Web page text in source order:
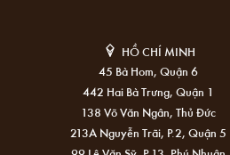
HỒ CHÍ MINH
45 Bà Hom, Quận 6
442 Hai Bà Trưng, Quận 1
138 Võ Văn Ngân, Thủ Đức
213A Nguyễn Trãi, P.2, Quận 5